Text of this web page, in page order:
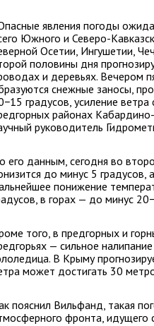
явления погоды
Южного и Северо-
Осетии, Ингушетии,
половины дня
и деревьях. Вечером
снежные заносы,
градусов, усиление
районах
руководитель
его данным, сегодня во
до минус 5
понижение
в горах — до минус
того, в предгорных и
— сильное
В Крыму
может достигать 30
пояснил Вильфанд, такая
фронта, идущего